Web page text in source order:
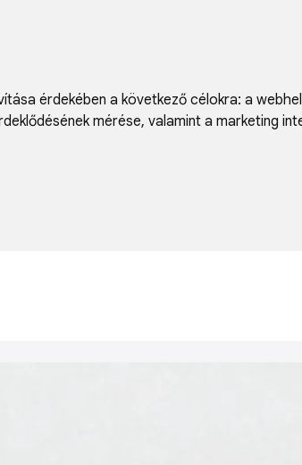
érdekében a következő célokra: a
mérése, valamint a marketing